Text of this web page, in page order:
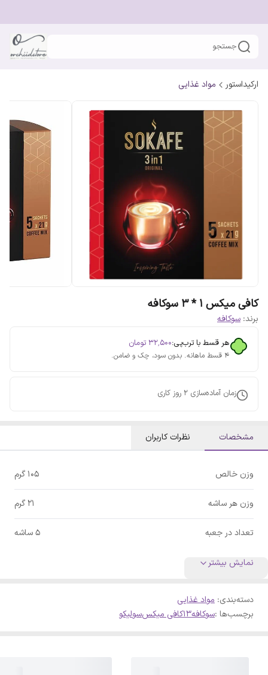
جستجو
ارکیداستور مواد غذایی
کافی میکس 1 * 3 سوکافه
برند: سوکافه
هر قسط با ترب‌پی:۳۲٬۵۰۰ تومان
۴ قسط ماهانه. بدون سود، چک و ضامن.
زمان آماده‌سازی 2 روز کاری
مشخصات نظرات کاربران
وزن خالص 105 گرم
وزن هر ساشه 21 گرم
تعداد در جعبه 5 ساشه
نمایش بیشتر
دسته‌بندی: مواد غذایی
برچسب‌ها :سوکافه13کافی میکسسولیکو